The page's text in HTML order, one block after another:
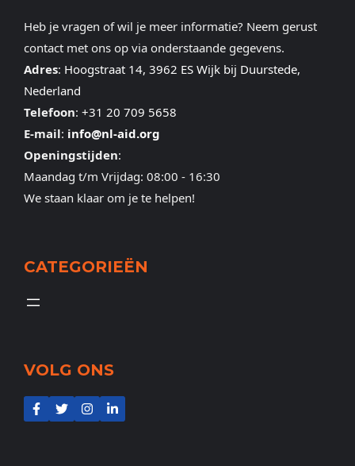
Heb je vragen of wil je meer informatie? Neem gerust
contact met ons op via onderstaande gegevens.
Adres: Hoogstraat 14, 3962 ES Wijk bij Duurstede,
Nederland
Telefoon: +31 20 709 5658
E-mail: info@nl-aid.org
Openingstijden:
Maandag t/m Vrijdag: 08:00 - 16:30
We staan klaar om je te helpen!
CATEGORIEËN
VOLG ONS